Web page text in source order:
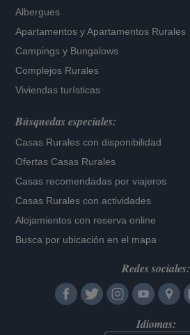
Albergues
Apartamentos yApartamentos Rurales
Campings y Bungalows
Complejos Rurales
Viviendas turísticas
Búsquedas especiales:
Casas Rurales con disponibilidad
Ofertas Casas Rurales
Casas recomendadas por viajeros
Casas Rurales con actividades
Alojamientos con reserva online
Busca por ubicación en el mapa
Redes sociales:
Idiomas: